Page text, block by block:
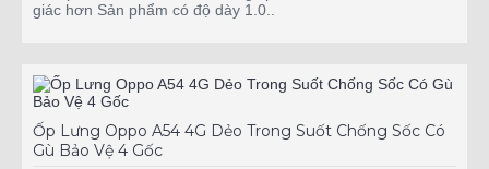
giác hơn Sản phẩm có độ dày 1.0..
Ốp Lưng Oppo A54 4G Dẻo Trong Suốt Chống Sốc Có
Gù Bảo Vệ 4 Gốc